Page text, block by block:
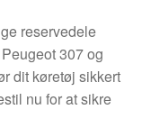
reservedele
307 og
dit køretøj sikkert
nu for at sikre